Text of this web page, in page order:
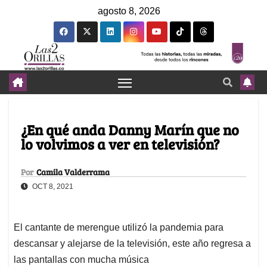
agosto 8, 2026
¿En qué anda Danny Marín que no
lo volvimos a ver en televisión?
Por Camila Valderrama
OCT 8, 2021
El cantante de merengue utilizó la pandemia para
descansar y alejarse de la televisión, este año regresa a
las pantallas con mucha música